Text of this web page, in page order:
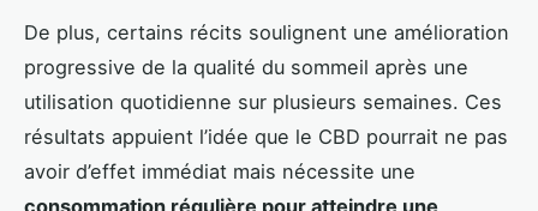
De plus, certains récits soulignent une amélioration
progressive de la qualité du sommeil après une
utilisation quotidienne sur plusieurs semaines. Ces
résultats appuient l’idée que le CBD pourrait ne pas
avoir d’effet immédiat mais nécessite une
consommation régulière pour atteindre une